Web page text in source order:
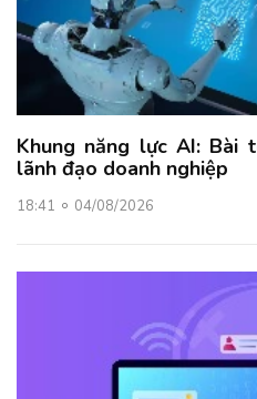
Khung năng lực AI: Bài
lãnh đạo doanh nghiệp
18:41 04/08/2026